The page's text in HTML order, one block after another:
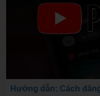
Hướng dẫn: Cách